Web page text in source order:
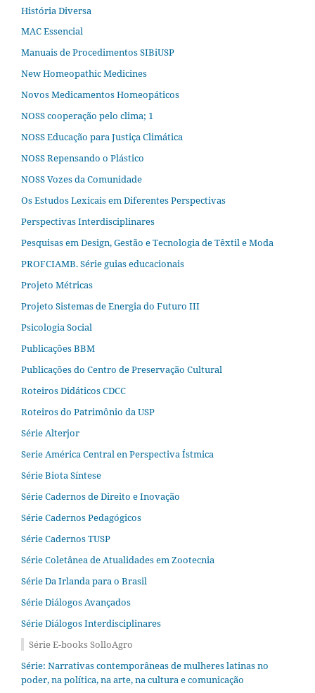
História Diversa
MAC Essencial
Manuais de Procedimentos SIBiUSP
New Homeopathic Medicines
Novos Medicamentos Homeopáticos
NOSS cooperação pelo clima; 1
NOSS Educação para Justiça Climática
NOSS Repensando o Plástico
NOSS Vozes da Comunidade
Os Estudos Lexicais em Diferentes Perspectivas
Perspectivas Interdisciplinares
Pesquisas em Design, Gestão e Tecnologia de Têxtil e Moda
PROFCIAMB. Série guias educacionais
Projeto Métricas
Projeto Sistemas de Energia do Futuro III
Psicologia Social
Publicações BBM
Publicações do Centro de Preservação Cultural
Roteiros Didáticos CDCC
Roteiros do Patrimônio da USP
Série Alterjor
Serie América Central en Perspectiva Ístmica
Série Biota Síntese
Série Cadernos de Direito e Inovação
Série Cadernos Pedagógicos
Série Cadernos TUSP
Série Coletânea de Atualidades em Zootecnia
Série Da Irlanda para o Brasil
Série Diálogos Avançados
Série Diálogos Interdisciplinares
Série E-books SolloAgro
Série: Narrativas contemporâneas de mulheres latinas no
poder, na política, na arte, na cultura e comunicação